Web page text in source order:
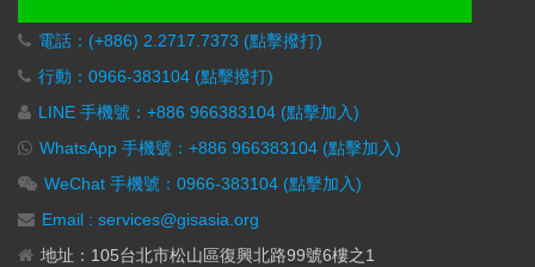
電話：(+886) 2.2717.7373 (點擊撥打)
行動：0966-383104 (點擊撥打)
LINE 手機號：+886 966383104 (點擊加入)
WhatsApp 手機號：+886 966383104 (點擊加入)
WeChat 手機號：0966-383104 (點擊加入)
Email : services@gisasia.org
地址：105台北市松山區復興北路99號6樓之1